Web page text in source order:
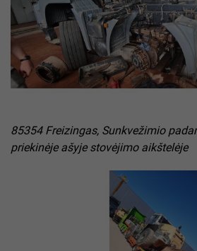
85354 Freizingas, Sunkvežimio
priekinėje ašyje stovėjimo aikštelėje